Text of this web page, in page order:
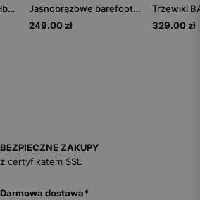
Brązowe skórzane półbuty męskie
Jasnobrązowe barefooty dziecięce z liskiem BARTEK 86005-63
249.00 zł
329.00 zł
BEZPIECZNE ZAKUPY
z certyfikatem SSL
Darmowa dostawa*